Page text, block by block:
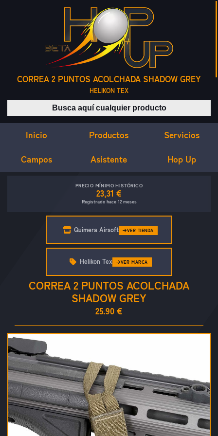
CORREA 2 PUNTOS ACOLCHADA SHADOW GREY
HELIKON TEX
Buscar productos
Inicio Productos Servicios
Campos Asistente Hop Up
PRECIO MÍNIMO HISTÓRICO
23,31 €
Registrado hace 12 meses
Quimera Airsoft VER TIENDA
CORREA 2 PUNTOS ACOLCHADA
SHADOW GREY
25.90 €
Helikon Tex VER MARCA